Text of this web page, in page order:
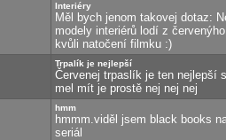
Interiéry
Měl bych jenom takovej dotaz:
modely interiérů lodí z
kvůli natočení filmku :)
Trpalík je nejlepší
Červenej trpaslík je ten nejlepší
mel mít je prostě nej nej nej
hmm
hmmm.viděl jsem black books
seriál